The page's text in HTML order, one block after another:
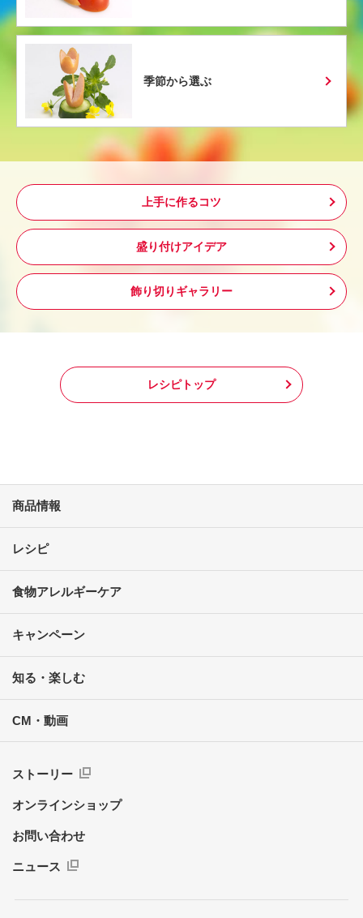
季節から選ぶ
上手に作るコツ
盛り付けアイデア
飾り切りギャラリー
レシピトップ
商品情報
レシピ
食物アレルギーケア
キャンペーン
知る・楽しむ
CM・動画
ストーリー
オンラインショップ
お問い合わせ
ニュース